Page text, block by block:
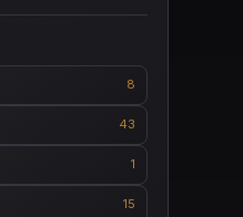
8
43
1
15